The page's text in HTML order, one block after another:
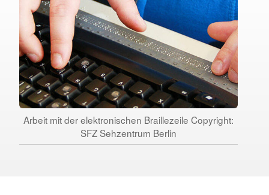
Arbeit mit der elektronischen Braillezeile Copyright:
SFZ Sehzentrum Berlin